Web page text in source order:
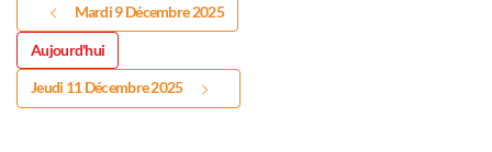
Mardi 9 Décembre 2025
Aujourd'hui
Jeudi 11 Décembre 2025